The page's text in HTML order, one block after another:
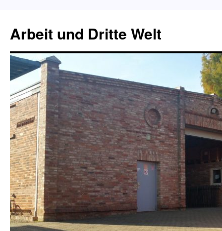
springen
Arbeit und Dritte Welt